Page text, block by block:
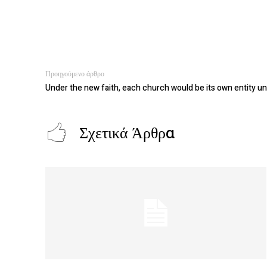
Προηγούμενο άρθρο
Under the new faith, each church would be its own entity
Σχετικά Άρθρα